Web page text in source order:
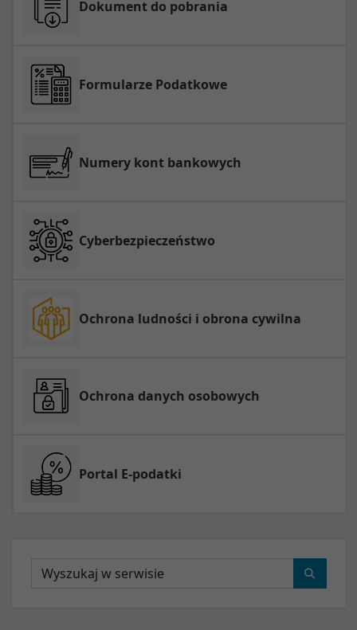
Dokument do pobrania
Formularze Podatkowe
Numery kont bankowych
Cyberbezpieczeństwo
Ochrona ludności i obrona cywilna
Ochrona danych osobowych
Portal E-podatki
Wyszukaj